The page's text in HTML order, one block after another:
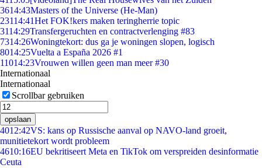
3614:43Masters of the Universe (He-Man)
23114:41Het FOK!kers maken teringherrie topic
3114:29Transfergeruchten en contractverlenging #83
7314:26Woningtekort: dus ga je woningen slopen, logisch
8014:25Vuelta a España 2026 #1
11014:23Vrouwen willen geen man meer #30
Internationaal
Internationaal
Scrollbar gebruiken
opslaan
4012:42VS: kans op Russische aanval op NAVO-land groeit,
munitietekort wordt probleem
4610:16EU bekritiseert Meta en TikTok om verspreiden desinformatie
Ceuta